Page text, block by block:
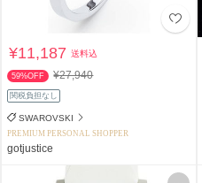
¥11,187送料込
59%OFF ¥27,940
関税負担なし
SWAROVSKI
PREMIUM PERSONAL SHOPPER
gotjustice